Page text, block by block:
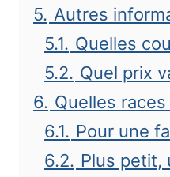
5. Autres
5.1. Quelles
5.2. Quel prix
6. Quelles
6.1. Pour une
6.2. Plus petit,